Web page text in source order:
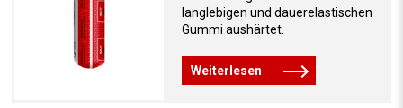
langlebigen und dauerelastischen
Gummi aushärtet.
Weiterlesen